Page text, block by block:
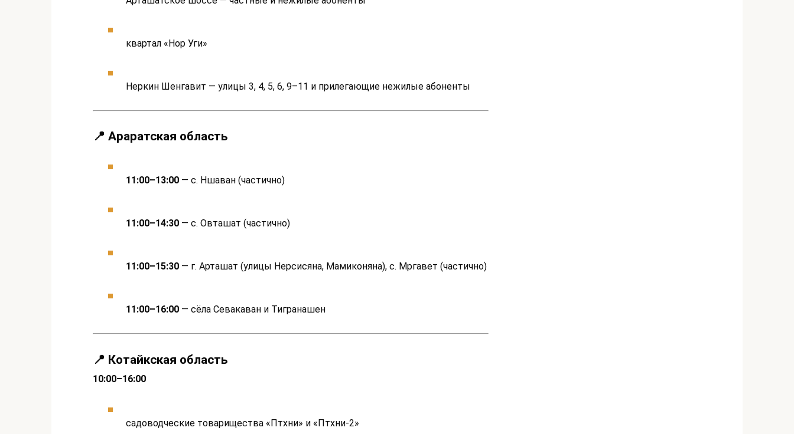
квартал «Нор Уги»
Неркин Шенгавит — улицы 3, 4, 5, 6, 9–11 и прилегающие нежилые абоненты
📍 Араратская область
11:00–13:00 — с. Ншаван (частично)
11:00–14:30 — с. Овташат (частично)
11:00–15:30 — г. Арташат (улицы Нерсисяна, Мамиконяна), с. Мргавет (частично)
11:00–16:00 — сёла Севакаван и Тигранашен
📍 Котайкская область
10:00–16:00
садоводческие товарищества «Птхни» и «Птхни-2»